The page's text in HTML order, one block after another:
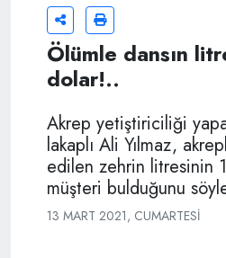
Ölümle dansın
dolar!..
Akrep yetiştiriciliği
lakaplı Ali Yılmaz,
edilen zehrin litresinin
müşteri bulduğunu
13 MART 2021, CUMARTESI